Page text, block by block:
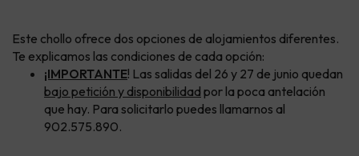
Este chollo ofrece dos opciones de alojamientos diferentes.
Te explicamos las condiciones de cada opción:
¡IMPORTANTE! Las salidas del 26 y 27 de junio quedan
bajo petición y disponibilidad por la poca antelación
que hay. Para solicitarlo puedes llamarnos al
902.575.890.